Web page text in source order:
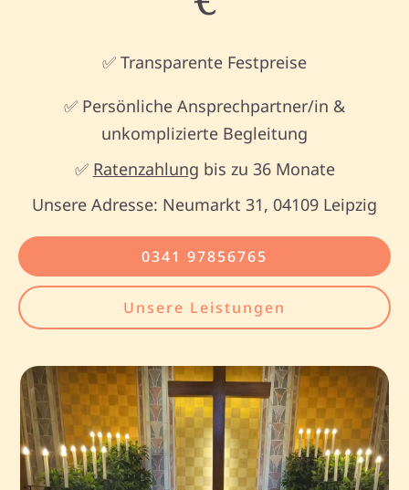
✅ Transparente Festpreise
✅ Persönliche Ansprechpartner/in &
unkomplizierte Begleitung
✅ Ratenzahlung bis zu 36 Monate
Unsere Adresse: Neumarkt 31, 04109 Leipzig
0341 97856765
Unsere Leistungen